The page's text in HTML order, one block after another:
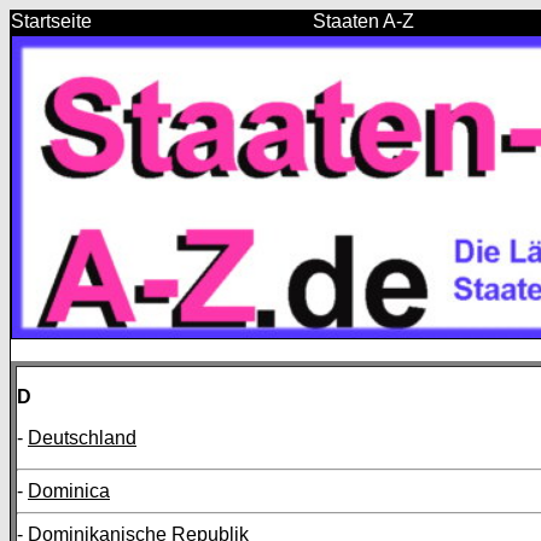
Startseite Staaten A-Z
D
- Deutschland
- Dominica
- Dominikanische Republik